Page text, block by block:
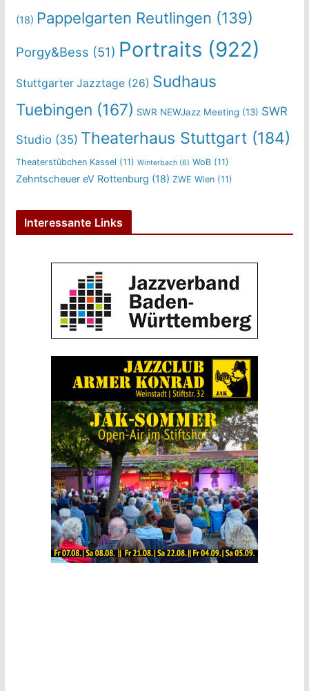
(18) Pappelgarten Reutlingen (139)
Porgy&Bess (51) Portraits (922)
Stuttgarter Jazztage(26) Sudhaus
Tuebingen (167) SWR NEWJazz Meeting (13) SWR
Studio(35) Theaterhaus Stuttgart(184)
Theaterstübchen Kassel (11) Winterbach(6) WoB(11)
Zehntscheuer eV Rottenburg (18) ZWE Wien(11)
Interessante Links